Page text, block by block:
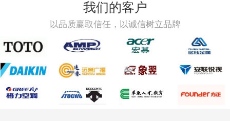
我们的客户
以品质赢取信任，以诚信树立品牌